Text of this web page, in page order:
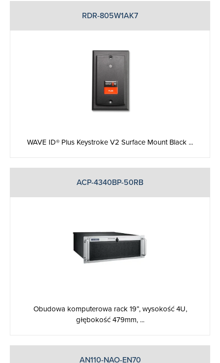
RDR-805W1AK7
WAVE ID® Plus Keystroke V2 Surface Mount Black ...
ACP-4340BP-50RB
Obudowa komputerowa rack 19”, wysokość 4U,
głębokość 479mm, ...
AN110-NAO-EN70